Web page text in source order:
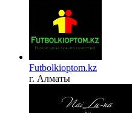
Futbolkioptom.kz
г. Алматы